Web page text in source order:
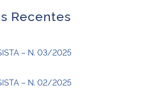
Recentes
– N. 03/2025
– N. 02/2025